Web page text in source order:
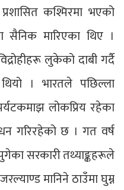
कश्मिरमा भएको
मारिएका थिए ।
लुकेको दाबी गर्दै
। भारतले पछिल्ला
लोकप्रिय रहेका
गरिरहेको छ । गत वर्ष
सरकारी तथ्याङ्कहरूले
मानिने ठाउँमा घुम्न